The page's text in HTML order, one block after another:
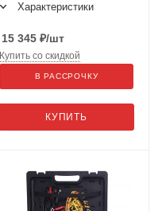
Характеристики
15 345 ₽/шт
КУПИТЬ
Купить со скидкой
В РАССРОЧКУ